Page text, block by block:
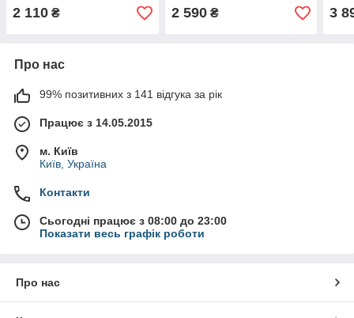
2 110 ₴ 2 590₴ 3
Про нас
99% позитивних з 141 відгука за рік
Працює з 14.05.2015
м. Київ
Київ, Україна
Контакти
Сьогодні працює з 08:00 до 23:00
Показати весь графік роботи
Про нас